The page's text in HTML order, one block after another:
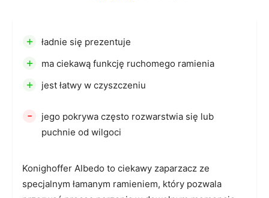
Konighoffer Albedo to ciekawy zaparzacz ze
specjalnym łamanym ramieniem, który pozwala
+ ładnie się prezentuje
+ ma ciekawą funkcję ruchomego ramienia
+ jest łatwy w czyszczeniu
-
jego pokrywa często rozwarstwia się lub
puchnie od wilgoci